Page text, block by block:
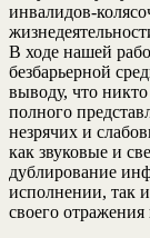
инвалидов-
В ходе нашей
безбарьерной
выводу, что
полного
незрячих и
как звуковые и
дублирование
исполнении, так
своего